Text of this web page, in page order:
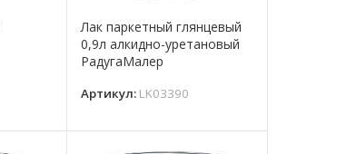
Лак паркетный глянцевый
0,9л алкидно-уретановый
РадугаМалер
Артикул: LK03390